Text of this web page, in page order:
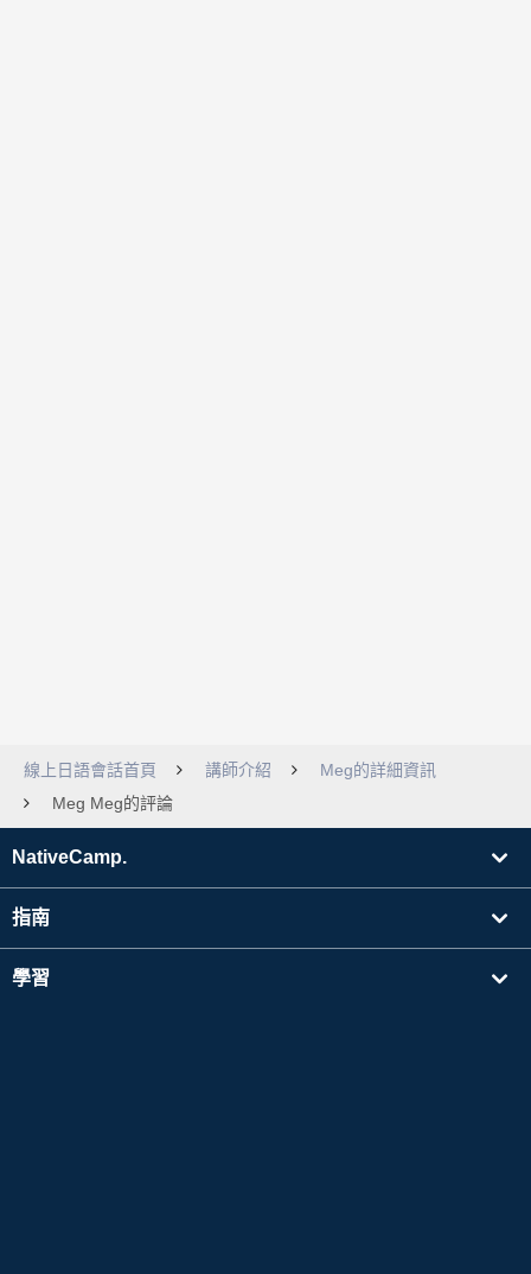
線上日語會話首頁 講師介紹
Meg的詳細資訊
Meg Meg的評論
NativeCamp.
指南
學習